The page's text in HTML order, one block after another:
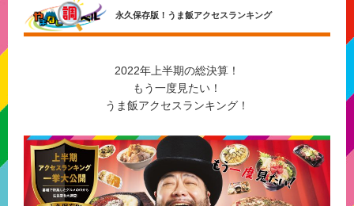
永久保存版！うま飯アクセスランキング
2022年上半期の総決算！
もう一度見たい！
うま飯アクセスランキング！